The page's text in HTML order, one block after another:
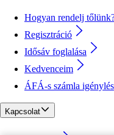
Hogyan rendelj
Regisztráció
Idősáv foglalása
Kedvenceim
ÁFÁ-s számla igénylés
Kapcsolat